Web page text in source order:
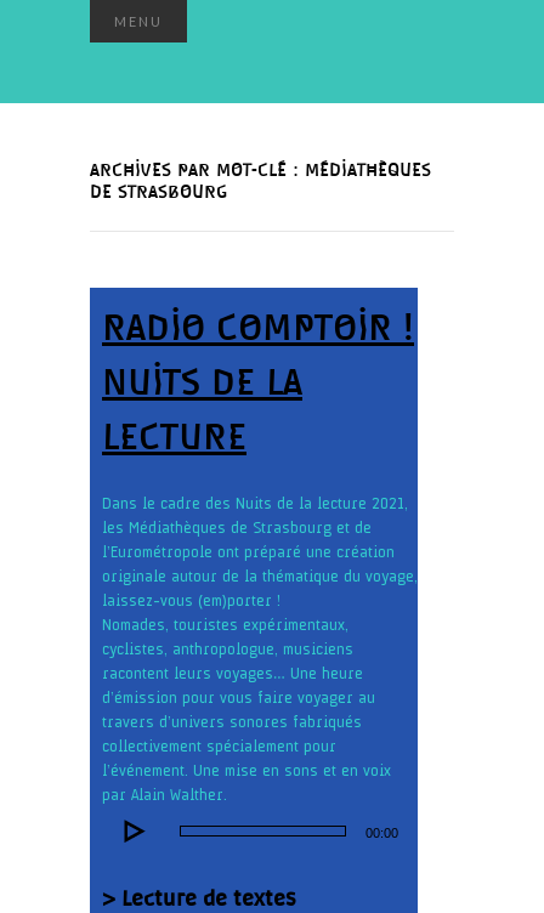
MENU
ARCHIVES PAR MOT-CLÉ : MÉDIATHÈQUES
DE STRASBOURG
RADIO COMPTOIR !
NUITS DE LA
LECTURE
Dans le cadre des Nuits de la lecture 2021,
les Médiathèques de Strasbourg et de
l’Eurométropole ont préparé une création
originale autour de la thématique du voyage,
laissez-vous (em)porter !
Nomades, touristes expérimentaux,
cyclistes, anthropologue, musiciens
racontent leurs voyages… Une heure
d’émission pour vous faire voyager au
travers d’univers sonores fabriqués
collectivement spécialement pour
l’événement. Une mise en sons et en voix
par Alain Walther.
Lecteur
audio
00:00
> Lecture de textes